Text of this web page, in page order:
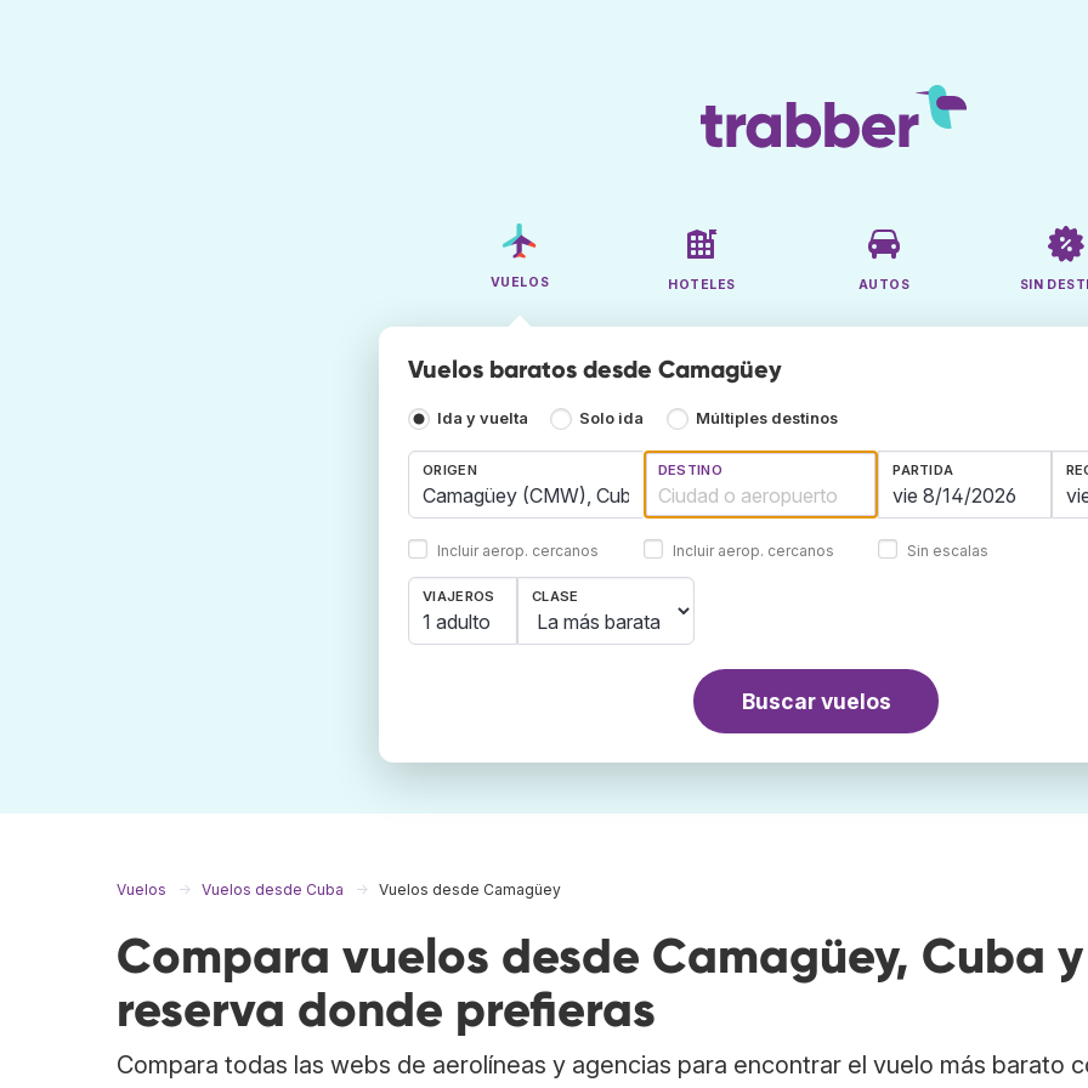
VUELOS HOTELES AUTOS SIN
Vuelos baratos desde Camagüey
Ida y vuelta Solo ida Múltiples destinos
ORIGEN
Incluir aerop. cercanos
DESTINO
Incluir aerop. cercanos
PARTIDA
Sin escalas
VIAJEROS
1 adulto
CLASE
Buscar vuelos
Vuelos Vuelos desde Cuba Vuelos desde Camagüey
Compara vuelos desde Camagüey, Cuba y
reserva donde prefieras
Compara todas las webs de aerolíneas y agencias para encontrar el vuelo más barato